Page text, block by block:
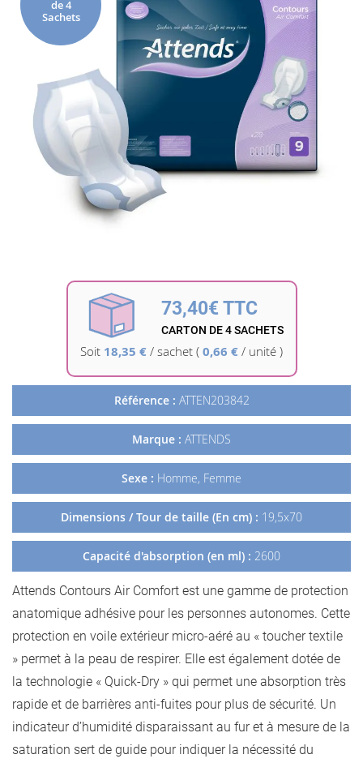
de
galerie
de 4
Sachets
73,40€ TTC
CARTON DE 4 SACHETS
Soit 18,35 € / sachet ( 0,66 € / unité )
Référence : ATTEN203842
Marque : ATTENDS
Sexe : Homme, Femme
Dimensions / Tour de taille (En cm) : 19,5x70
Capacité d'absorption (en ml) : 2600
Attends Contours Air Comfort est une gamme de protection
anatomique adhésive pour les personnes autonomes. Cette
protection en voile extérieur micro-aéré au « toucher textile
» permet à la peau de respirer. Elle est également dotée de
la technologie « Quick-Dry » qui permet une absorption très
rapide et de barrières anti-fuites pour plus de sécurité. Un
indicateur d’humidité disparaissant au fur et à mesure de la
saturation sert de guide pour indiquer la nécessité du